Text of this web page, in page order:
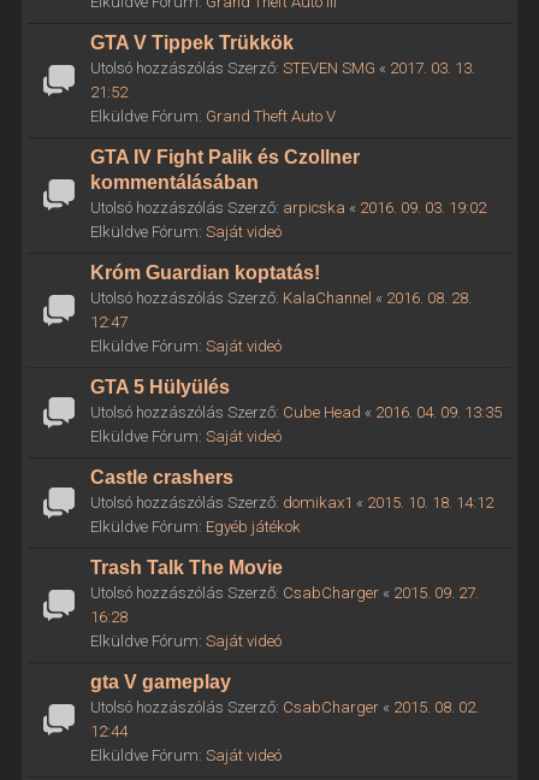
GTA V Tippek Trükkök
Utolsó hozzászólás Szerző: STEVEN SMG « 2017. 03. 13.
21:52
Elküldve Fórum: Grand Theft Auto V
GTA IV Fight Palik és Czollner
kommentálásában
Utolsó hozzászólás Szerző: arpicska « 2016. 09. 03. 19:02
Elküldve Fórum: Saját videó
Króm Guardian koptatás!
Utolsó hozzászólás Szerző: KalaChannel « 2016. 08. 28.
12:47
Elküldve Fórum: Saját videó
GTA 5 Hülyülés
Utolsó hozzászólás Szerző: Cube Head « 2016. 04. 09. 13:35
Elküldve Fórum: Saját videó
Castle crashers
Utolsó hozzászólás Szerző: domikax1 « 2015. 10. 18. 14:12
Elküldve Fórum: Egyéb játékok
Trash Talk The Movie
Utolsó hozzászólás Szerző: CsabCharger« 2015. 09. 27.
16:28
Elküldve Fórum: Saját videó
gta V gameplay
Utolsó hozzászólás Szerző: CsabCharger« 2015. 08. 02.
12:44
Elküldve Fórum: Saját videó